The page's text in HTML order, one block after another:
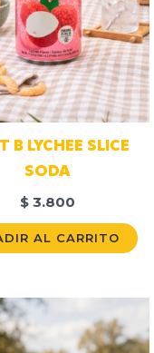
B LYCHEE SLICE
SODA
$3.800
AL CARRITO